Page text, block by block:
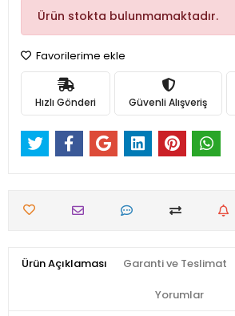
Ürün stokta bulunmamaktadır.
Favorilerime ekle
Hızlı Gönderi Güvenli Alışveriş
Ürün Açıklaması Garanti ve Teslimat
Yorumlar